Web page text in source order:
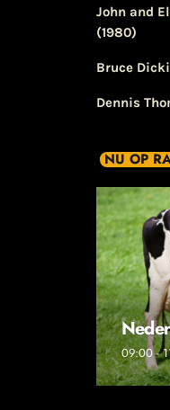
John and
(1980)
Bruce
Dennis
NU OP
09:00 -